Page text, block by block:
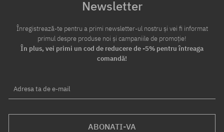
Newsletter
Înregistrează-te pentru a primi newsletter-ul nostru și vei fi informat
primul despre produse noi și campaniile de promoție!
În plus, vei primi un cod de reducere de -5% pentru întreaga
comandă!
Adresa ta de e-mail
ABONATI-VA